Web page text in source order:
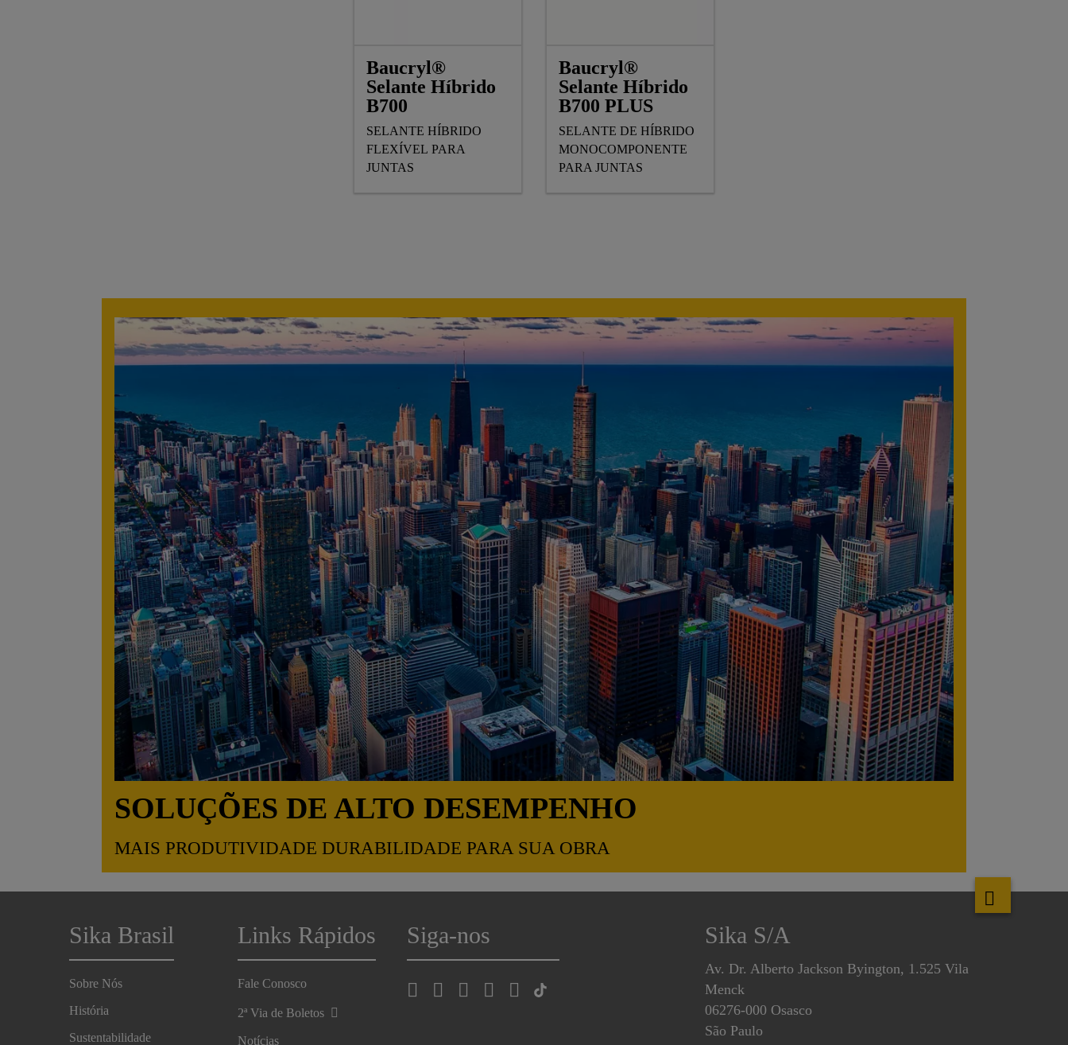
Baucryl®
Selante Híbrido
B700
SELANTE HÍBRIDO
FLEXÍVEL PARA
JUNTAS
Baucryl®
Selante Híbrido
B700 PLUS
SELANTE DE HÍBRIDO
MONOCOMPONENTE
PARA JUNTAS
SOLUÇÕES DE ALTO DESEMPENHO
MAIS PRODUTIVIDADE DURABILIDADE PARA SUA OBRA
Sika Brasil
Sobre Nós
História
Sustentabilidade
Links Rápidos
Fale Conosco
2ª Via de Boletos
Notícias
Siga-nos Sika S/A
Av. Dr. Alberto Jackson Byington, 1.525 Vila
Menck
06276-000 Osasco
São Paulo